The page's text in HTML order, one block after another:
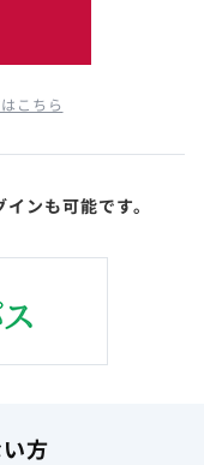
こちら
ンも可能です。
方